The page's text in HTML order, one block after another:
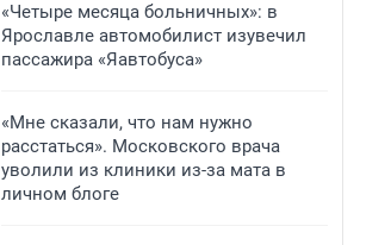
«Четыре месяца больничных»: в
Ярославле автомобилист изувечил
пассажира «Яавтобуса»
«Мне сказали, что нам нужно
расстаться». Московского врача
уволили из клиники из-за мата в
личном блоге